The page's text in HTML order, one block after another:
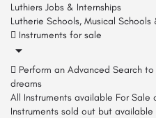
Luthiers Jobs & Internships
Lutherie Schools, Musical
Instruments for sale
Perform an Advanced Search
dreams
All Instruments available For Sale
Instruments sold out but available